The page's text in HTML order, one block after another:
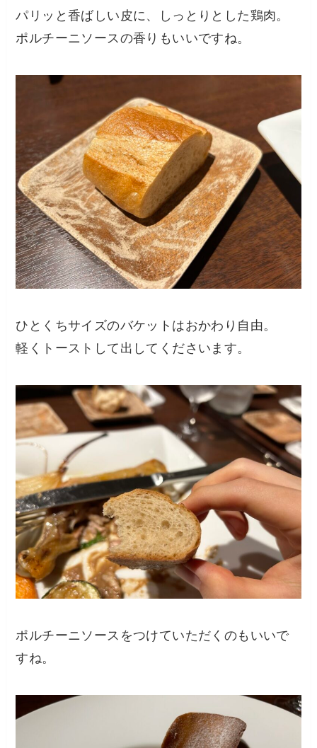
パリッと香ばしい皮に、しっとりとした鶏肉。
ポルチーニソースの香りもいいですね。
ひとくちサイズのバケットはおかわり自由。
軽くトーストして出してくださいます。
ポルチーニソースをつけていただくのもいいで
すね。